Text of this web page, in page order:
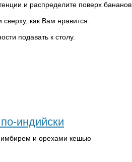
и распределите поверх бананов.
как Вам нравится.
подавать к столу.
индийски
и орехами кешью